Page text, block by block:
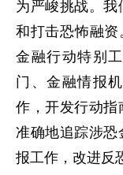
为严峻挑战。我
和打击恐怖融资
金融行动特别
门、金融情报
作，开发行动指
准确地追踪涉
报工作，改进反